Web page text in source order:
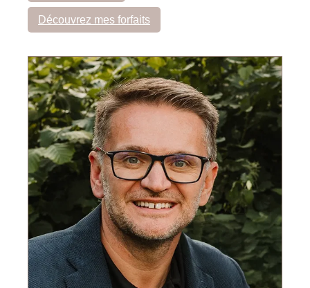
Découvrez mes forfaits